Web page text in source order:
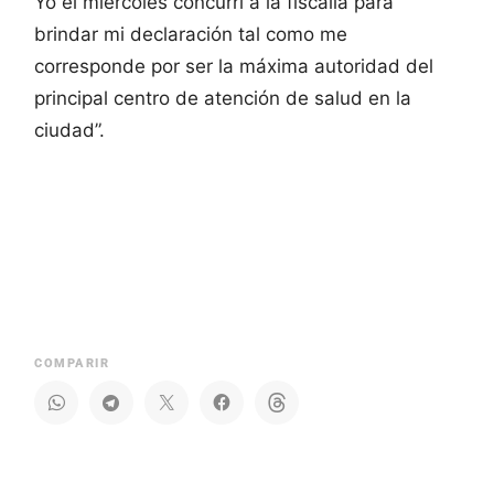
brindar mi declaración tal como me
corresponde por ser la máxima autoridad del
principal centro de atención de salud en la
ciudad”.
COMPARIR